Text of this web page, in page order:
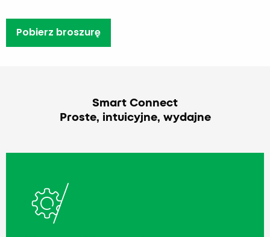
Pobierz broszurę
Smart Connect
Proste, intuicyjne, wydajne